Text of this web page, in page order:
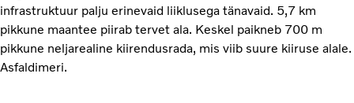
infrastruktuur palju erinevaid liiklusega tänavaid. 5,7 km
pikkune maantee piirab tervet ala. Keskel paikneb 700 m
pikkune neljarealine kiirendusrada, mis viib suure kiiruse alale.
Asfaldimeri.